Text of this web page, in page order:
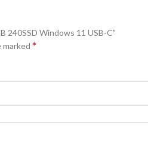
240SSD Windows 11 USB-C”
marked *